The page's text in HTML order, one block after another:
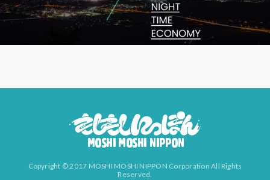
Copyright © 2017 MOSHI MOSHI NIPPON Corporation All Rights
Reserved.